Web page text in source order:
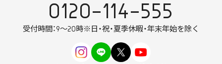
0120-114-555
受付時間：9～20時※日・祝・夏季休暇・年末年始を除く